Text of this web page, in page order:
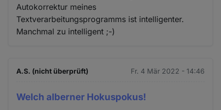
Autokorrektur meines
Textverarbeitungsprogramms ist intelligenter.
Manchmal zu intelligent ;-)
A.S. (nicht überprüft) Fr. 4 Mär 2022 - 14:46
Welch alberner Hokuspokus!